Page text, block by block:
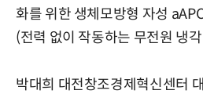
화를 위한 생체모방형 자성
(전력 없이 작동하는 무전원 냉
박대희 대전창조경제혁신센터